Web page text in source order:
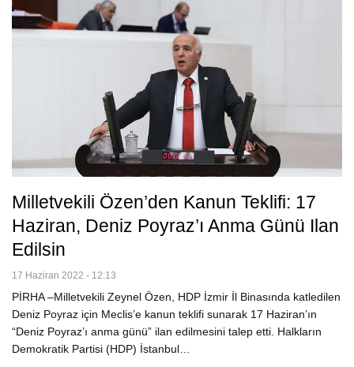
Milletvekili Özen’den Kanun Teklifi: 17
Haziran, Deniz Poyraz’ı Anma Günü Ilan
Edilsin
17 Haziran 2022 - 12:13
PİRHA –Milletvekili Zeynel Özen, HDP İzmir İl Binasında katledilen
Deniz Poyraz için Meclis’e kanun teklifi sunarak 17 Haziran’ın
“Deniz Poyraz’ı anma günü” ilan edilmesini talep etti. Halkların
Demokratik Partisi (HDP) İstanbul…